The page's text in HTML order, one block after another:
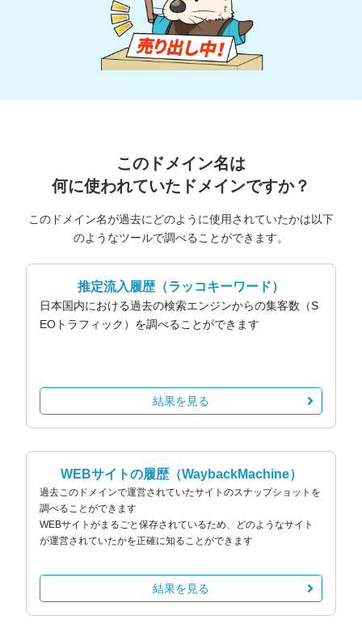
このドメイン名は
何に使われていたドメインですか？
このドメイン名が過去にどのように使用されていたかは以下
のようなツールで調べることができます。
推定流入履歴（ラッコキーワード）
日本国内における過去の検索エンジンからの集客数（S
EOトラフィック）を調べることができます
結果を見る
WEBサイトの履歴（WaybackMachine）
過去このドメインで運営されていたサイトのスナップショットを
調べることができます
WEBサイトがまるごと保存されているため、どのようなサイト
が運営されていたかを正確に知ることができます
結果を見る